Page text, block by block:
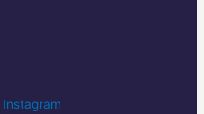
Instagram